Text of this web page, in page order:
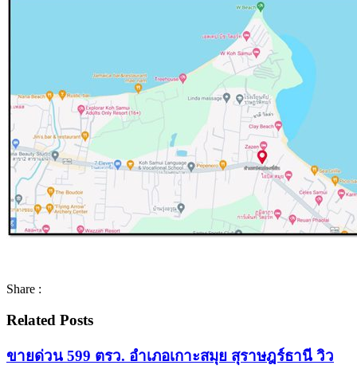
Share :
Related Posts
ขายด่วน 599 ตรว. อำเภอเกาะสมุย สุราษฎร์ธานี วิว